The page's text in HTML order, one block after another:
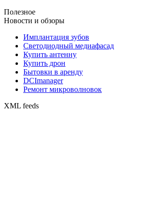
Полезное
Новости и обзоры
Имплантация зубов
Светодиодный медиафасад
Купить антенну
Купить дрон
Бытовки в аренду
DCImanager
Ремонт микроволновок
XML feeds